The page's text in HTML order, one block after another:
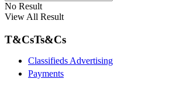
No Result
View All Result
T&CsTs&Cs
Classifieds Advertising
Payments